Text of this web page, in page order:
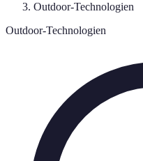
Outdoor-Technologien
Outdoor-Technologien